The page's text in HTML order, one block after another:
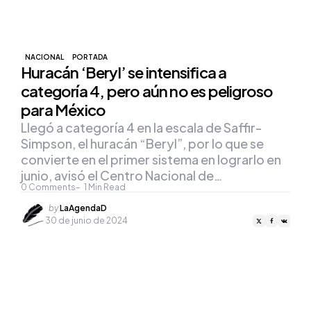
NACIONAL PORTADA
Huracán ‘Beryl’ se intensifica a
categoría 4, pero aún no es peligroso
para México
0 Comments 1 Min Read
Llegó a categoría 4 en la escala de Saffir-
Simpson, el huracán “Beryl”, por lo que se
convierte en el primer sistema en lograrlo en
junio, avisó el Centro Nacional de…
Posted
by
byLaAgendaD
30 de junio de 2024